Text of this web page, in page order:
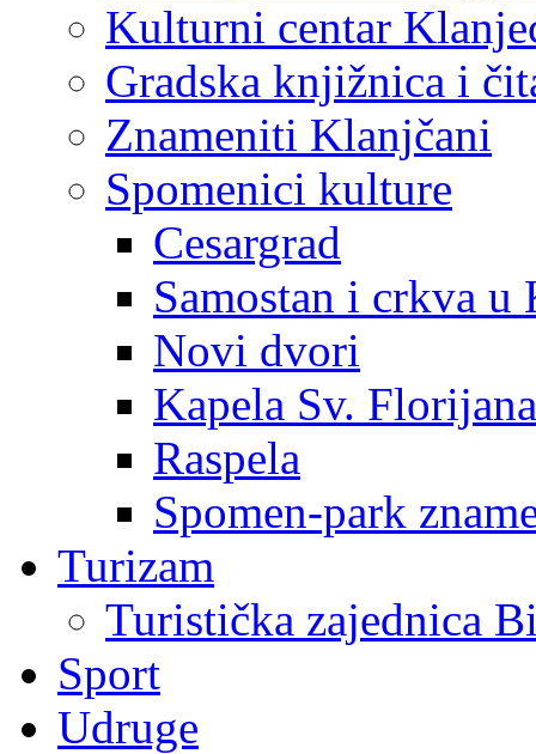
Kulturni centar
Gradska knjižnica i
Znameniti Klanjčani
Spomenici kulture
Cesargrad
Samostan i crkva u
Novi dvori
Kapela Sv. Florijana
Raspela
Spomen-park
Turizam
Turistička zajednica
Sport
Udruge